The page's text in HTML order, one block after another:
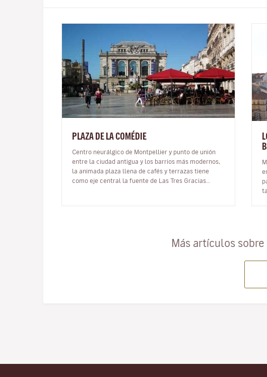
PLAZA DE LA COMÉDIE
Centro neurálgico de Montpellier y punto de unión
entre la ciudad antigua y los barrios más modernos,
la animada plaza llena de cafés y terrazas tiene
como eje central la fuente de Las Tres Gracias
Más artículos